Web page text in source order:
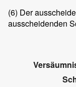
(6) Der
ausscheidenden